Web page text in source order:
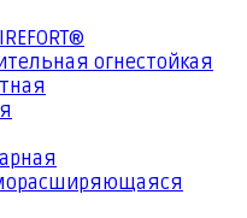
огнестойкая